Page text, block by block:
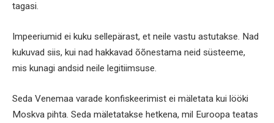
tagasi.
Impeeriumid ei kuku sellepärast, et neile vastu astutakse. Nad
kukuvad siis, kui nad hakkavad õõnestama neid süsteeme,
mis kunagi andsid neile legitiimsuse.
Seda Venemaa varade konfiskeerimist ei mäletata kui lööki
Moskva pihta. Seda mäletatakse hetkena, mil Euroopa teatas